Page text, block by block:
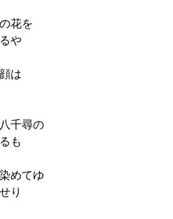
花を
や
は
千尋の
も
めてゆ
り